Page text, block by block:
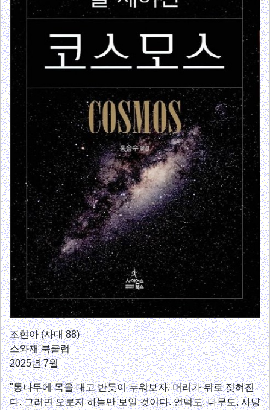
조현아 (사대 88)
스와재 북클럽
2025년 7월
"통나무에 목을 대고 반듯이 누워보자. 머리가 뒤로 젖혀진
다. 그러면 오로지 하늘만 보일 것이다. 언덕도, 나무도, 사냥